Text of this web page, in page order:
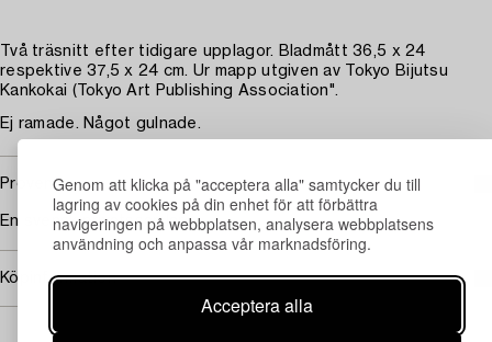
Genom att klicka på "acceptera alla" samtycker du till
lagring av cookies på din enhet för att förbättra
navigeringen på webbplatsen, analysera webbplatsens
användning och anpassa vår marknadsföring.
Acceptera alla
Två träsnitt efter tidigare upplagor. Bladmått 36,5 x 24
respektive 37,5 x 24 cm. Ur mapp utgiven av Tokyo Bijutsu
Kankokai (Tokyo Art Publishing Association".
Ej ramade. Något gulnade.
Proveniens
En svensk privatssamlare.
Köpinformation